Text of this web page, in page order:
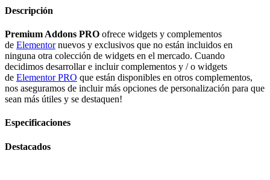
Descripción
Premium Addons PRO ofrece widgets y complementos
de Elementornuevos y exclusivos que no están incluidos en
ninguna otra colección de widgets en el mercado. Cuando
decidimos desarrollar e incluir complementos y / o widgets
de Elementor PRO que están disponibles en otros complementos,
nos aseguramos de incluir más opciones de personalización para que
sean más útiles y se destaquen!
Especificaciones
Destacados